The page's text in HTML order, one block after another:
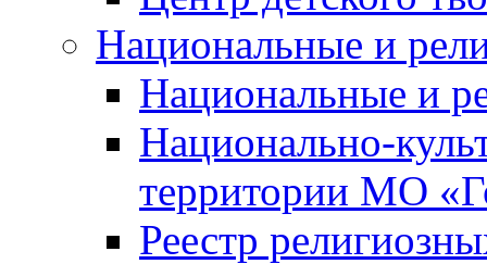
Национальные и
Национальные и
Национально-
территории МО
Реестр